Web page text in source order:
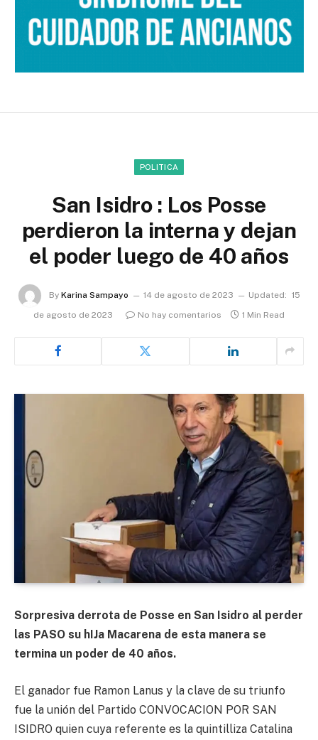
POLITICA
San Isidro : Los Posse
perdieron la interna y dejan
el poder luego de 40 años
By Karina Sampayo 14 de agosto de 2023 Updated: 15
de agosto de 2023
No hay comentarios 1 Min Read
Sorpresiva derrota de Posse en San Isidro al perder
las PASO su hIJa Macarena de esta manera se
termina un poder de 40 años.
El ganador fue Ramon Lanus y la clave de su triunfo
fue la unión del Partido CONVOCACION POR SAN
ISIDRO quien cuya referente es la quintilliza Catalina